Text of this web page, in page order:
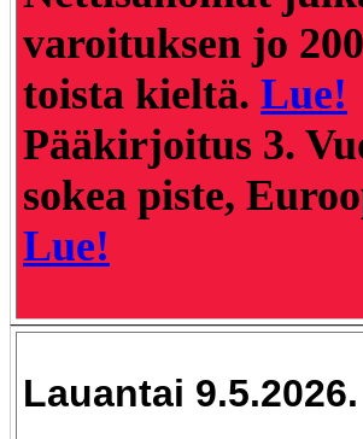
varoituksen jo
toista kieltä. Lue!
Pääkirjoitus 3.
sokea piste,
Lue!
Lauantai 9.5.2026.